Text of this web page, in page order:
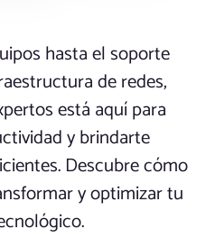
hasta el soporte
de redes,
está aquí para
y brindarte
Descubre cómo
y optimizar tu
1
1
1
1
2